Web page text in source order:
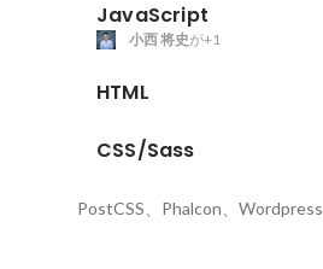
JavaScript
小西 将史が+1
HTML
CSS/Sass
PostCSS、Phalcon、Wordpress